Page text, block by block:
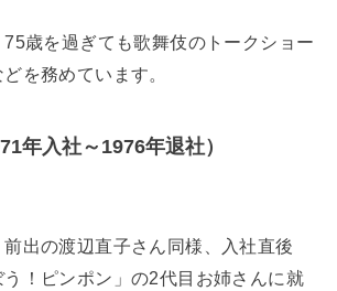
歳を過ぎても歌舞伎のトークショー
を務めています。
年入社～1976年退社）
出の渡辺直子さん同様、入社直後
う！ピンポン」の2代目お姉さんに就